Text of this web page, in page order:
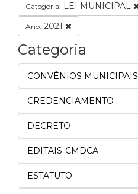
Categoria: LEI MUNICIPAL
Ano: 2021
Categoria
CONVÊNIOS MUNICIPAIS
CREDENCIAMENTO
DECRETO
EDITAIS-CMDCA
ESTATUTO